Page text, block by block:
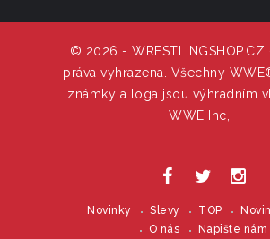
© 2026 - WRESTLINGSHOP.CZ
práva vyhrazena. Všechny
známky a loga jsou výhradním
WWE Inc,.
Novinky Slevy TOP
O nás
Napište nám